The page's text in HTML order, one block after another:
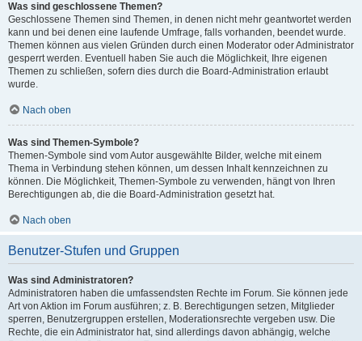
Was sind geschlossene Themen?
Geschlossene Themen sind Themen, in denen nicht mehr geantwortet werden
kann und bei denen eine laufende Umfrage, falls vorhanden, beendet wurde.
Themen können aus vielen Gründen durch einen Moderator oder Administrator
gesperrt werden. Eventuell haben Sie auch die Möglichkeit, Ihre eigenen
Themen zu schließen, sofern dies durch die Board-Administration erlaubt
wurde.
Nach oben
Was sind Themen-Symbole?
Themen-Symbole sind vom Autor ausgewählte Bilder, welche mit einem
Thema in Verbindung stehen können, um dessen Inhalt kennzeichnen zu
können. Die Möglichkeit, Themen-Symbole zu verwenden, hängt von Ihren
Berechtigungen ab, die die Board-Administration gesetzt hat.
Nach oben
Benutzer-Stufen und Gruppen
Was sind Administratoren?
Administratoren haben die umfassendsten Rechte im Forum. Sie können jede
Art von Aktion im Forum ausführen; z. B. Berechtigungen setzen, Mitglieder
sperren, Benutzergruppen erstellen, Moderationsrechte vergeben usw. Die
Rechte, die ein Administrator hat, sind allerdings davon abhängig, welche